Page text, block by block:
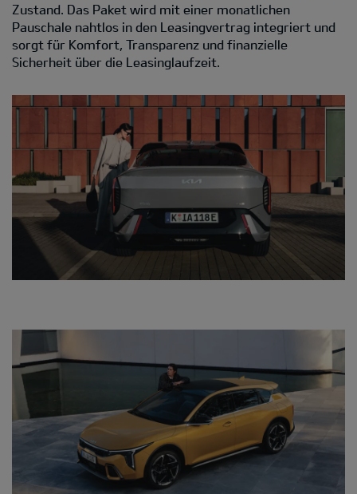
Zustand. Das Paket wird mit einer monatlichen
Pauschale nahtlos in den Leasingvertrag integriert und
sorgt für Komfort, Transparenz und finanzielle
Sicherheit über die Leasinglaufzeit.